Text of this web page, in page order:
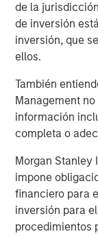
de la
de inversión
inversión, que
ellos.
También
Management
información
completa o
Morgan Stanley
impone
financiero para
inversión para
procedimientos
ARTÍCULO
The MSIM
Strategy Model: A
Approach
Anton Heese
Quantitative
proprietary
investment